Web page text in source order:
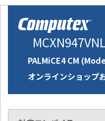
PALMiCE4 CM
オンラインショップ